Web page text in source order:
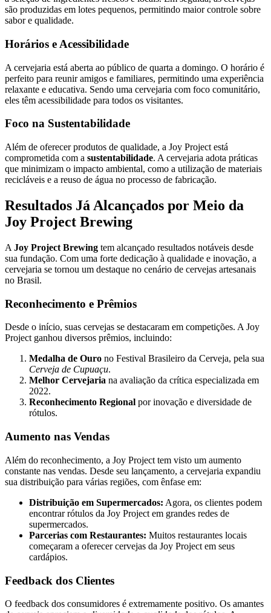
são produzidas em lotes pequenos, permitindo maior controle sobre
sabor e qualidade.
Horários e Acessibilidade
A cervejaria está aberta ao público de quarta a domingo. O horário é
perfeito para reunir amigos e familiares, permitindo uma experiência
relaxante e educativa. Sendo uma cervejaria com foco comunitário,
eles têm acessibilidade para todos os visitantes.
Foco na Sustentabilidade
Além de oferecer produtos de qualidade, a Joy Project está
comprometida com a sustentabilidade. A cervejaria adota práticas
que minimizam o impacto ambiental, como a utilização de materiais
recicláveis e a reuso de água no processo de fabricação.
Resultados Já Alcançados por Meio da
Joy Project Brewing
A Joy Project Brewing tem alcançado resultados notáveis desde
sua fundação. Com uma forte dedicação à qualidade e inovação, a
cervejaria se tornou um destaque no cenário de cervejas artesanais
no Brasil.
Reconhecimento e Prêmios
Desde o início, suas cervejas se destacaram em competições. A Joy
Project ganhou diversos prêmios, incluindo:
Medalha de Ouro no Festival Brasileiro da Cerveja, pela sua
Cerveja de Cupuaçu.
Melhor Cervejaria na avaliação da crítica especializada em
2022.
Reconhecimento Regional por inovação e diversidade de
rótulos.
Aumento nas Vendas
Além do reconhecimento, a Joy Project tem visto um aumento
constante nas vendas. Desde seu lançamento, a cervejaria expandiu
sua distribuição para várias regiões, com ênfase em:
Distribuição em Supermercados: Agora, os clientes podem
encontrar rótulos da Joy Project em grandes redes de
supermercados.
Parcerias com Restaurantes: Muitos restaurantes locais
começaram a oferecer cervejas da Joy Project em seus
cardápios.
Feedback dos Clientes
O feedback dos consumidores é extremamente positivo. Os amantes